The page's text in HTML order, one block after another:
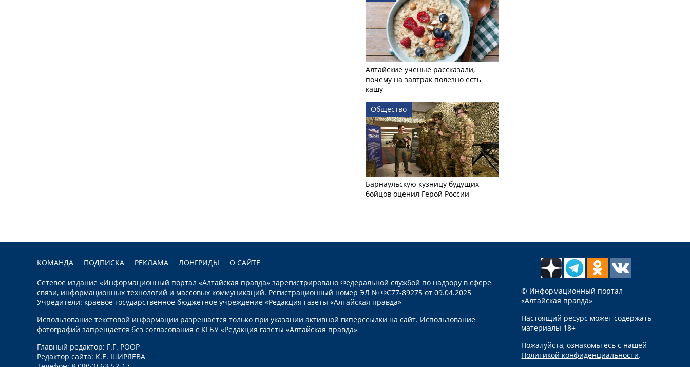
Алтайские ученые рассказали,
почему на завтрак полезно есть
кашу
Общество
Барнаульскую кузницу будущих
бойцов оценил Герой России
КОМАНДА ПОДПИСКА РЕКЛАМА ЛОНГРИДЫ О САЙТЕ
Сетевое издание «Информационный портал «Алтайская правда» зарегистрировано Федеральной службой по надзору в сфере
связи, информационных технологий и массовых коммуникаций. Регистрационный номер ЭЛ № ФС77-89275 от 09.04.2025
Учредители: краевое государственное бюджетное учреждение «Редакция газеты «Алтайская правда»
Использование текстовой информации разрешается только при указании активной гиперссылки на сайт. Использование
фотографий запрещается без согласования с КГБУ «Редакция газеты «Алтайская правда»
Главный редактор: Г.Г. РООР
Редактор сайта: К.Е. ШИРЯЕВА
© Информационный портал
«Алтайская правда»
Настоящий ресурс может содержать
материалы 18+
Пожалуйста, ознакомьтесь с нашей
Политикой конфиденциальности.